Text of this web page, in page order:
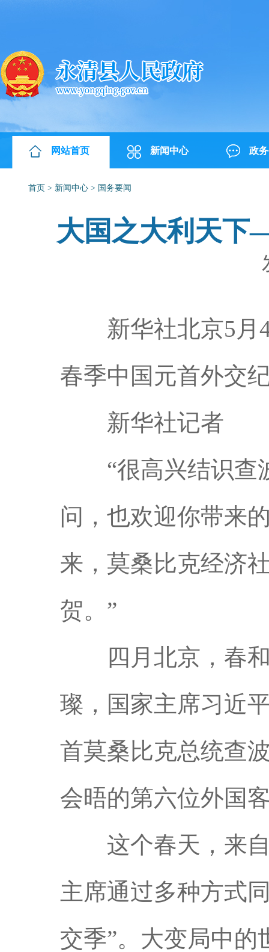
网站首页 新闻中心 政
首页 > 新闻中心 > 国务要闻
大国之大利天下
新华社北京5月4
春季中国元首外交
新华社记者
“很高兴结识查
问，也欢迎你带来
来，莫桑比克经济
贺。”
四月北京，春和
璨，国家主席习近
首莫桑比克总统查
会晤的第六位外国
这个春天，来自
主席通过多种方式
交季”。大变局中